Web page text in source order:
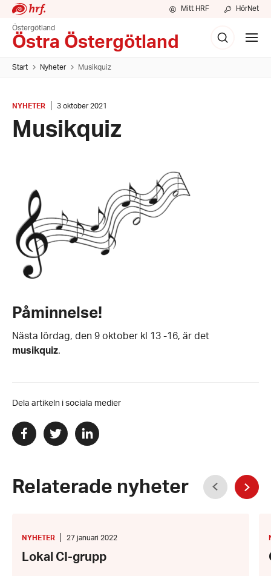
Mitt HRF HörNet
Östergötland
Östra Östergötland
Sök
Visa
meny
Start Nyheter Musikquiz
KATEGORI
NYHETER
Datum:
oktober
2021
3 oktober 2021
Musikquiz
Påminnelse!
Nästa lördag, den 9 oktober kl 13 -16, är det
musikquiz.
Dela artikeln i sociala medier
Dela
via
facebook
Dela
via
twitter
Dela
via
linkedin
Relaterade nyheterFöregående
grupp
KATEGORI
NYHETER
Datum:
januari
27 januari 2022
Lokal CI-grupp